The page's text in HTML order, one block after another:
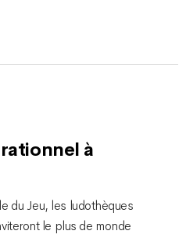
à
du Jeu, les ludothèques
le plus de monde